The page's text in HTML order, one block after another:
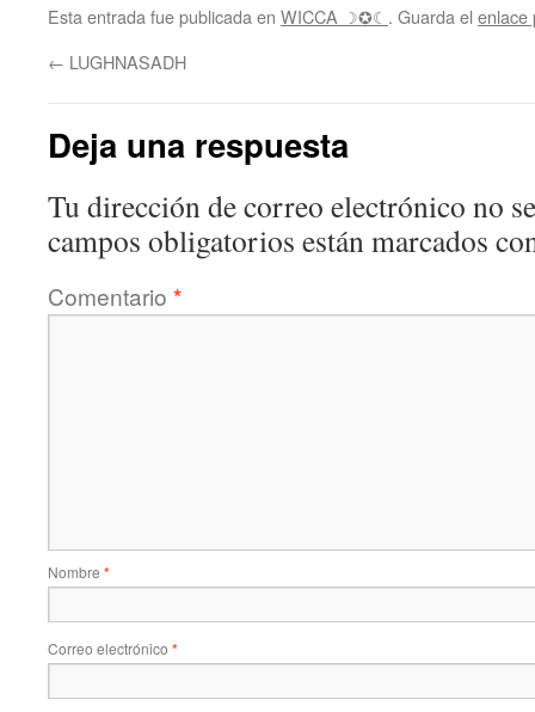
Esta entrada fue publicada en WICCA ☽✪☾ . Guarda el enlace
← LUGHNASADH
Deja una respuesta
Tu dirección de correo electrónico no
campos obligatorios están marcados
Comentario *
Nombre *
Correo electrónico *